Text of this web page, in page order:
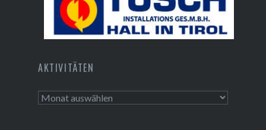
AKTIVITÄTEN
Aktivitäten